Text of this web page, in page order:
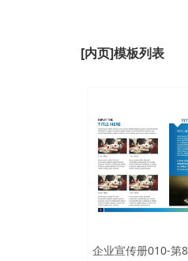
[内页]模板列表
企业宣传册010-第